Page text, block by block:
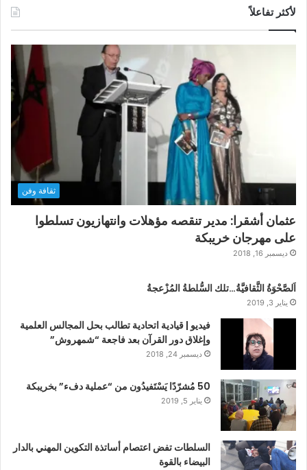
لأكثر تفاعلاً
ثقافة وفن
عثمان أشقرا: مدير تنقصه مؤهلات وانتهازيون تسلطوا
على مهرجان خريبكة
ديسمبر 16, 2018
اَلصَّحْوَةُ الثَّقافيَّةُ…تلك السُّلطةُ المُزْعجةُ
يناير 3, 2019
فيديو | قيادية اتحادية تطالب بحل المجالس العلمية
وإغلاق دور القرآن بعد فاجعة “شمهروش”
ديسمبر 24, 2018
50 مُشرّدًا يَسْتَفيدُون من “عملية دفء” بخريبكة
يناير 5, 2019
السلطات تفض اعتصام أساتذة التكوين المهني بالدار
البيضاء بالقوة